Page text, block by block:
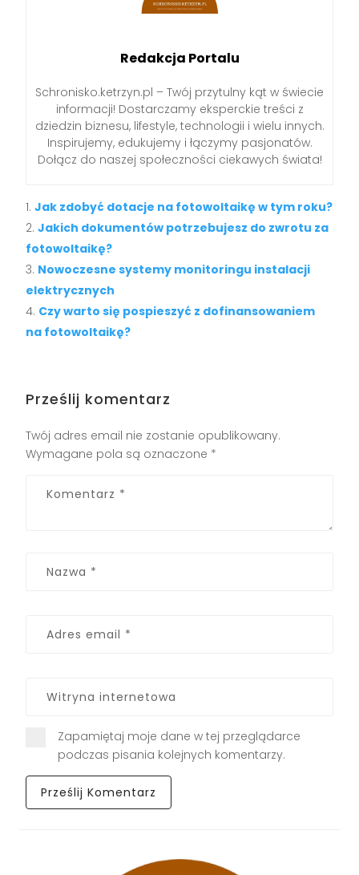
Redakcja Portalu
Schronisko.ketrzyn.pl – Twój przytulny kąt w świecie
informacji! Dostarczamy eksperckie treści z
dziedzin biznesu, lifestyle, technologii i wielu innych.
Inspirujemy, edukujemy i łączymy pasjonatów.
Dołącz do naszej społeczności ciekawych świata!
Jak zdobyć dotacje na fotowoltaikę w tym roku?
Jakich dokumentów potrzebujesz do zwrotu za
fotowoltaikę?
Nowoczesne systemy monitoringu instalacji
elektrycznych
Czy warto się pospieszyć z dofinansowaniem
na fotowoltaikę?
Prześlij komentarz
Twój adres email nie zostanie opublikowany.
Wymagane pola są oznaczone *
Zapamiętaj moje dane w tej przeglądarce
podczas pisania kolejnych komentarzy.